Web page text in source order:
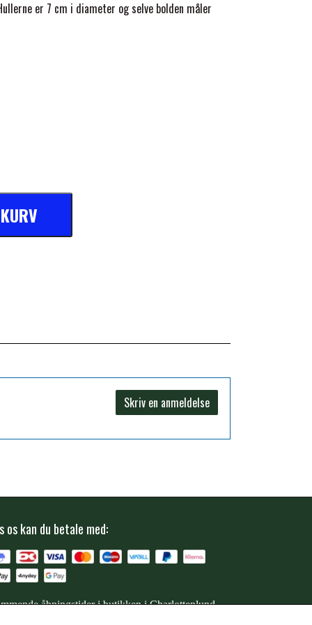
er 7 cm i diameter og selve bolden måler
Skriv en anmeldelse
os kan du betale med:
åbningstider i butikken i Charlottenlund